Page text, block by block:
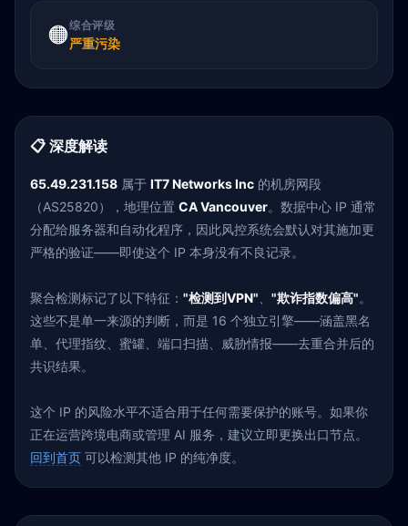
🟠综合评级
严重污染
📋 深度解读
65.49.231.158 属于 IT7 Networks Inc 的机房网段
（AS25820），地理位置 CA Vancouver。数据中心 IP 通常
分配给服务器和自动化程序，因此风控系统会默认对其施加更
严格的验证——即使这个 IP 本身没有不良记录。
聚合检测标记了以下特征： "检测到VPN" "欺诈指数偏高"。
这些不是单一来源的判断，而是 16 个独立引擎——涵盖黑名
单、代理指纹、蜜罐、端口扫描、威胁情报——去重合并后的
共识结果。
这个 IP 的风险水平不适合用于任何需要保护的账号。如果你
正在运营跨境电商或管理 AI 服务，建议立即更换出口节点。
回到首页 可以检测其他 IP 的纯净度。